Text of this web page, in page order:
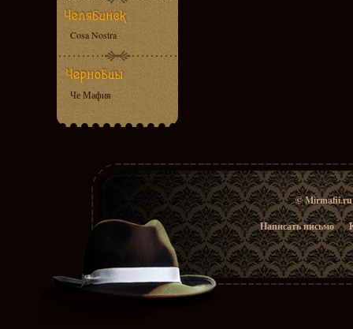
Cosa Nostra
Че Мафия
© Mirmafii.ru
Написать письмо